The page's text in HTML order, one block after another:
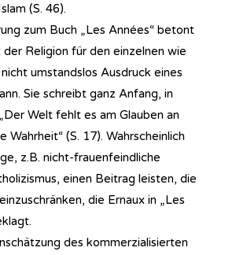
(S. 46).
zum Buch „Les Années“ betont
der Religion für den einzelnen wie
umstandslos Ausdruck eines
Sie schreibt ganz Anfang, in
Welt fehlt es am Glauben an
Wahrheit“ (S. 17). Wahrscheinlich
z.B. nicht-frauenfeindliche
einen Beitrag leisten, die
die Ernaux in „Les
des kommerzialisierten